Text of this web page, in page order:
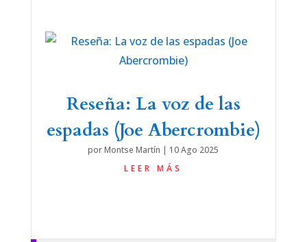
Reseña: La voz de las
espadas (Joe Abercrombie)
porMontse Martín | 10 Ago 2025
LEER MÁS